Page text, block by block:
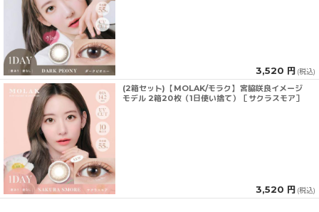
3,520 円 (税込)
(2箱セット)【MOLAK/モラク】宮脇咲良イメージ
モデル 2箱20枚（1日使い捨て）［サクラスモア］
3,520 円 (税込)